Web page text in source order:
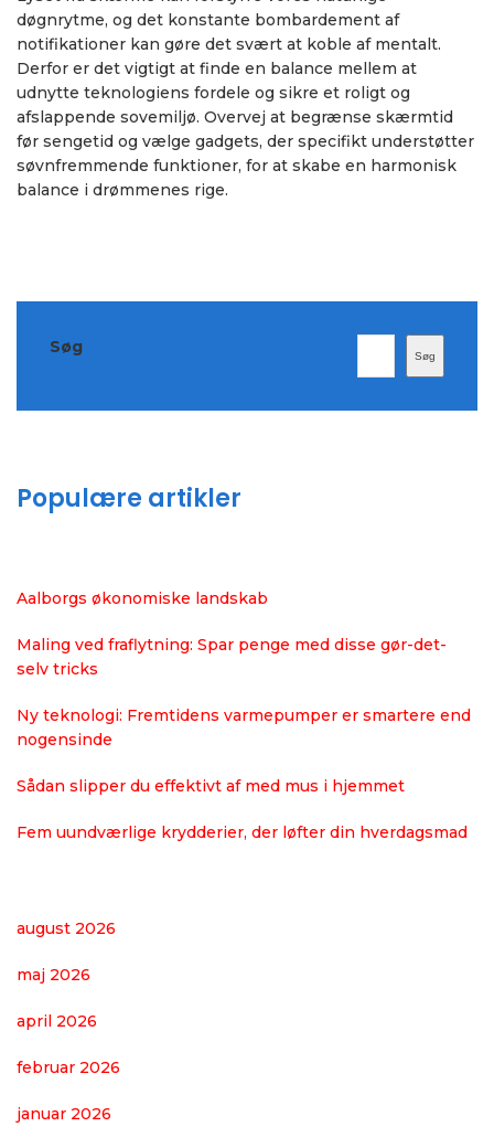
døgnrytme, og det konstante bombardement af
notifikationer kan gøre det svært at koble af mentalt.
Derfor er det vigtigt at finde en balance mellem at
udnytte teknologiens fordele og sikre et roligt og
afslappende sovemiljø. Overvej at begrænse skærmtid
før sengetid og vælge gadgets, der specifikt understøtter
søvnfremmende funktioner, for at skabe en harmonisk
balance i drømmenes rige.
Søg Søg
Populære artikler
Aalborgs økonomiske landskab
Maling ved fraflytning: Spar penge med disse gør-det-
selv tricks
Ny teknologi: Fremtidens varmepumper er smartere end
nogensinde
Sådan slipper du effektivt af med mus i hjemmet
Fem uundværlige krydderier, der løfter din hverdagsmad
august 2026
maj 2026
april 2026
februar 2026
januar 2026